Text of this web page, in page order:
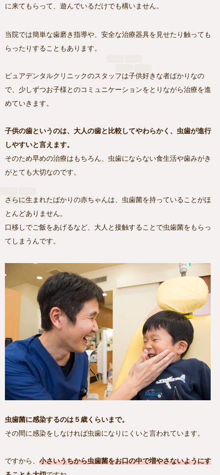
に来てもらって、遊んでいるだけでも構いません。
当院では簡単な歯磨き指導や、安全な治療器具を見せたり触っても
らったりすることもあります。
ピュアデンタルクリニックのスタッフは子供好きな者ばかりなの
で、少しずつお子様とのコミュニケーションをとりながら治療を進
めていきます。
子供の歯というのは、大人の歯と比較してやわらかく、虫歯が進行
しやすいと言えます。
そのため早めの治療はもちろん、虫歯にならない食生活や歯みがき
がとても大切なのです。
さらに生まれたばかりの赤ちゃんは、虫歯菌を持っていることがほ
とんどありません。
口移しでご飯をあげるなど、大人と接触することで虫歯菌をもらっ
てしまうんです。
虫歯菌に感染するのは５歳くらいまで。
その間に感染をしなければ虫歯になりにくいと言われています。
ですから、 小さいうちから虫歯菌をお口の中で増やさないようにす